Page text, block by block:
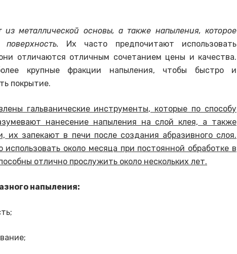
металлической основы, а также напыления, которое
поверхность. Их часто предпочитают использовать
отличаются отличным сочетанием цены и качества.
крупные фракции напыления, чтобы быстро и
покрытие.
гальванические инструменты, которые по способу
нанесение напыления на слой клея, а также
их запекают в печи после создания абразивного слоя.
около месяца при постоянной обработке в
отлично прослужить около нескольких лет.
напыления: